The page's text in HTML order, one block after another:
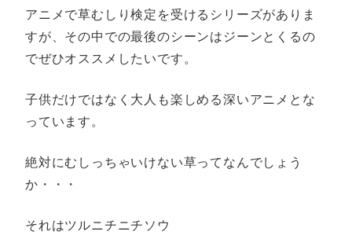
アニメで草むしり検定を受けるシリーズがありま
すが、その中での最後のシーンはジーンとくるの
でぜひオススメしたいです。
子供だけではなく大人も楽しめる深いアニメとな
っています。
絶対にむしっちゃいけない草ってなんでしょう
か・・・
それはツルニチニチソウ